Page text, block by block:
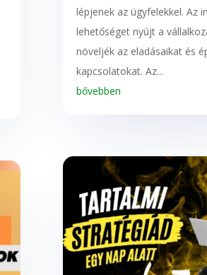
lépjenek az ügyfelekkel. Az
lehetőséget nyújt a
növeljék az eladásaikat és
kapcsolatokat. Az...
bővebben